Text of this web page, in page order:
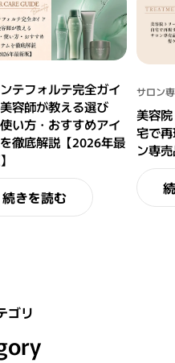
テフォルテ完全ガイ
容師が教える選び
い方・おすすめアイ
徹底解説【2026年最
続きを読む
サロン
美容
宅で
ン専
ゴリ